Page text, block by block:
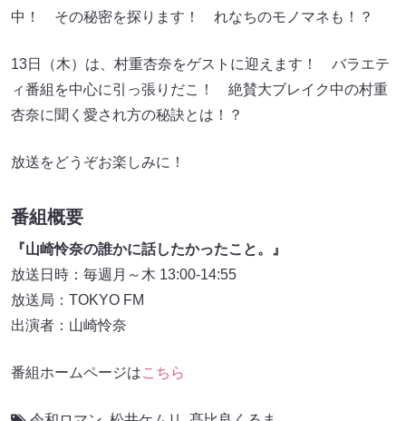
中！ その秘密を探ります！ れなちのモノマネも！？
13日（木）は、村重杏奈をゲストに迎えます！ バラエテ
ィ番組を中心に引っ張りだこ！ 絶賛大ブレイク中の村重
杏奈に聞く愛され方の秘訣とは！？
放送をどうぞお楽しみに！
番組概要
『山崎怜奈の誰かに話したかったこと。』
放送日時：毎週月～木 13:00-14:55
放送局：TOKYO FM
出演者：山崎怜奈
番組ホームページはこちら